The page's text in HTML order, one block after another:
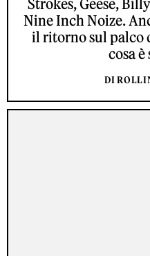
Strokes, Geese,
Nine Inch Noize.
il ritorno sul palco
cosa è
DI